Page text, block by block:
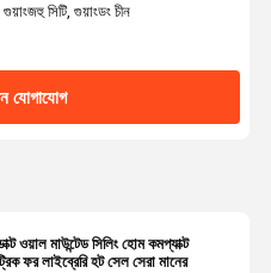
সিটি, গুয়াংডং চীন
যোগাযোগ
ওয়াল মাউন্টেড সিলিং হোম কমপ্যাক্ট
ফর লাইব্রেরি হট সেল সেরা মানের